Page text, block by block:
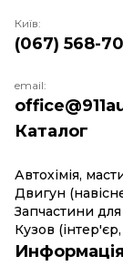
Каталог
Автохімія,
Двигун
Запчастини
Кузов
Информація
Київ:
(067) 568-
email: